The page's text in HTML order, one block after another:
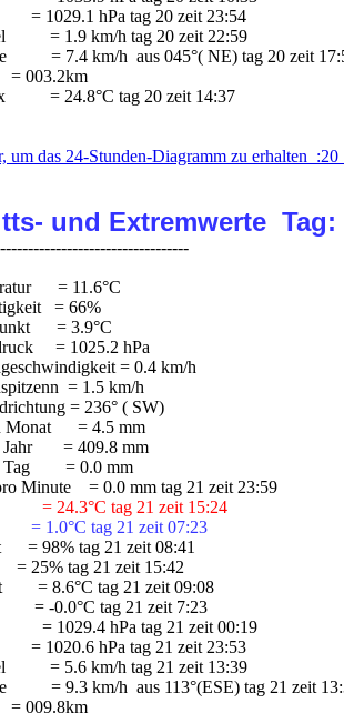
= 1029.1 hPa tag 20 zeit 23:54
= 1.9 km/h tag 20 zeit 22:59
= 7.4 km/h  aus 045°( NE) tag 20 zeit
= 003.2km
= 24.8°C tag 20 zeit 14:37
um das 24-Stunden-Diagramm zu erhalten  :20
und Extremwerte  Tag:
= 11.6°C
= 66%
= 3.9°C
= 1025.2 hPa
= 0.4 km/h
= 1.5 km/h
= 236° ( SW)
Monat      = 4.5 mm
Jahr       = 409.8 mm
Tag        = 0.0 mm
= 24.3°C tag 21 zeit 15:24
= 1.0°C tag 21 zeit 07:23
= 98% tag 21 zeit 08:41
= 25% tag 21 zeit 15:42
= 8.6°C tag 21 zeit 09:08
= -0.0°C tag 21 zeit 7:23
= 1029.4 hPa tag 21 zeit 00:19
= 1020.6 hPa tag 21 zeit 23:53
= 5.6 km/h tag 21 zeit 13:39
= 9.3 km/h  aus 113°(ESE) tag 21 zeit
= 009.8km